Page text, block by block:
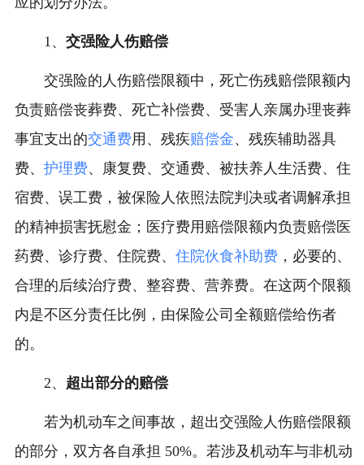
1、 交强险人伤赔偿
交强险的人伤赔偿限额中，死亡伤残赔偿限额内
负责赔偿丧葬费、死亡补偿费、受害人亲属办理丧葬
事宜支出的交通费用、残疾赔偿金、残疾辅助器具
费、 护理费、康复费、交通费、被扶养人生活费、住
宿费、误工费，被保险人依照法院判决或者调解承担
的精神损害抚慰金；医疗费用赔偿限额内负责赔偿医
药费、诊疗费、住院费、 住院伙食补助费 ，必要的、
合理的后续治疗费、整容费、营养费。在这两个限额
内是不区分责任比例，由保险公司全额赔偿给伤者
的。
2、 超出部分的赔偿
若为机动车之间事故，超出交强险人伤赔偿限额
的部分，双方各自承担 50%。若涉及机动车与非机动